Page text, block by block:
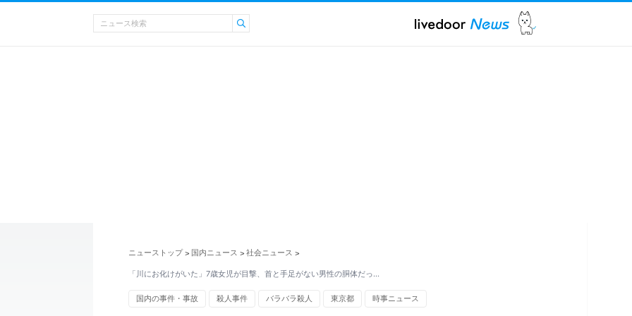
ニューストップ > 国内ニュース > 社会ニュース >
「川にお化けがいた」7歳女児が目撃、首と手足がない男性の胴体だっ…
国内の事件・事故 殺人事件 バラバラ殺人 東京都 時事ニュース